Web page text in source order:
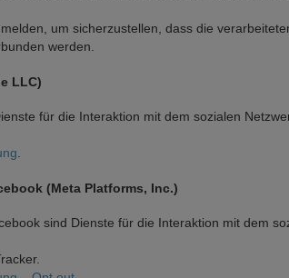
um sicherzustellen, dass die
werden.
LLC)
für die Interaktion mit dem sozialen
(Meta Platforms, Inc.)
sind Dienste für die Interaktion mit dem